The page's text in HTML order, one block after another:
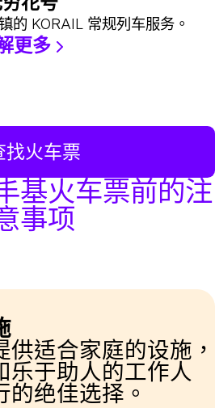
的 KORAIL 常规列车服务。
更多
找火车票
基火车票前的注
事项
适合家庭的设施，
乐于助人的工作人
的绝佳选择。